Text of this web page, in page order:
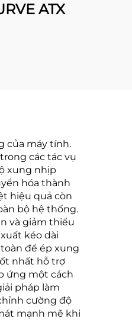
ATX
của máy tính.
các tác vụ
xung nhịp
hóa thành
hiệu quả còn
bộ hệ thống.
và giảm thiểu
kéo dài
để ép xung
nhất hỗ trợ
ứng một cách
pháp làm
cường độ
mạnh mẽ khi